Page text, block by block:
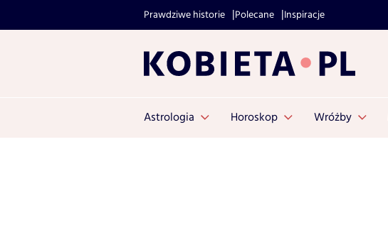
Prawdziwe historie Polecane Inspiracje
Astrologia Horoskop Wróżby